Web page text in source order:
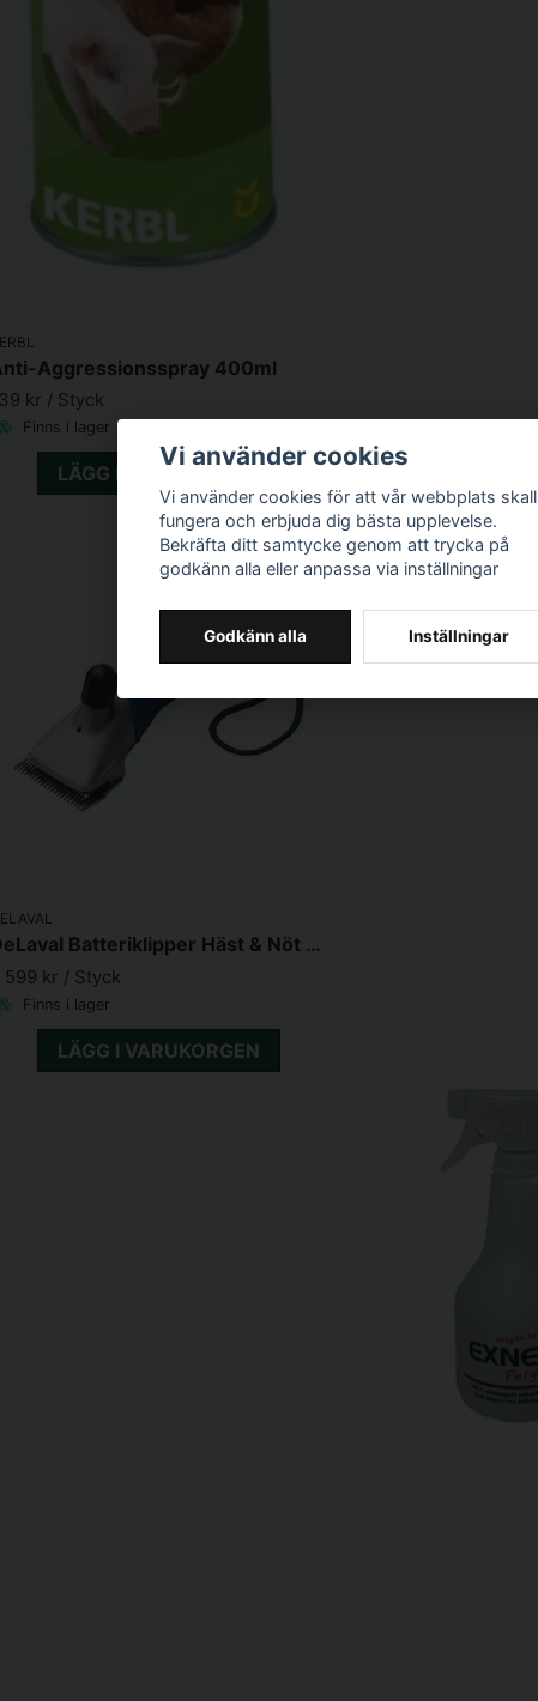
Aggressionsspray 400ml
kr / Styck
Finns i lager
LÄGG I VARUKORGEN
DeLaval Batteriklipper Häst & Nöt R2 (ink 2 batterier)
599 kr / Styck
Finns i lager
LÄGG I VARUKORGEN
Vi använder cookies
Vi använder cookies för att vår webbplats skall
fungera och erbjuda dig bästa upplevelse.
Bekräfta ditt samtycke genom att trycka på
godkänn alla eller anpassa via inställningar
Godkänn alla Inställningar